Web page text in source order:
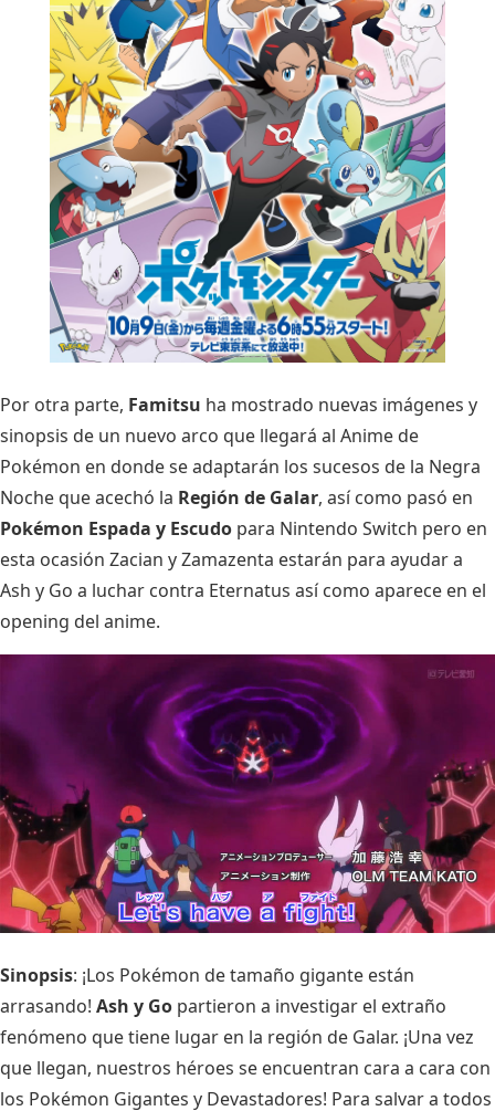
Por otra parte, Famitsu ha mostrado nuevas imágenes y
sinopsis de un nuevo arco que llegará al Anime de
Pokémon en donde se adaptarán los sucesos de la Negra
Noche que acechó la Región de Galar, así como pasó en
Pokémon Espada y Escudo para Nintendo Switch pero en
esta ocasión Zacian y Zamazenta estarán para ayudar a
Ash y Go a luchar contra Eternatus así como aparece en el
opening del anime.
Sinopsis: ¡Los Pokémon de tamaño gigante están
arrasando! Ash y Go partieron a investigar el extraño
fenómeno que tiene lugar en la región de Galar. ¡Una vez
que llegan, nuestros héroes se encuentran cara a cara con
los Pokémon Gigantes y Devastadores! Para salvar a todos